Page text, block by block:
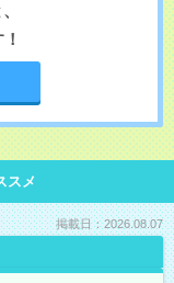
スメ
掲載日：2026.08.07